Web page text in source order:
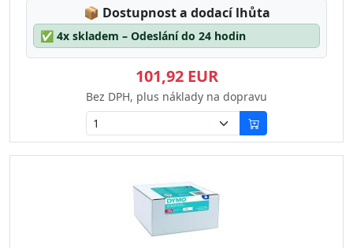
📦 Lagerstatus:
Dostupnost a dodací lhůta
✅ 4x skladem – Odeslání do 24 hodin
101,92 EUR
Bez DPH, plus náklady na dopravu